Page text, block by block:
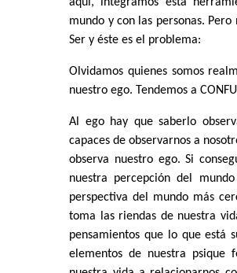
mundo y con las personas. Pero
Ser y éste es el problema:
Olvidamos quienes somos
nuestro ego. Tendemos a
Al ego hay que saberlo
capaces de observarnos a
observa nuestro ego. Si
nuestra percepción del
perspectiva del mundo más
toma las riendas de nuestra
pensamientos que lo que está
elementos de nuestra psique